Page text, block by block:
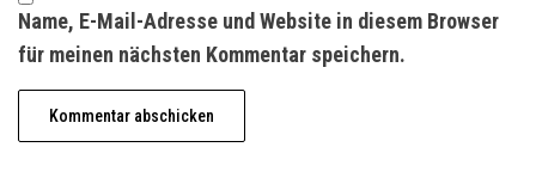
Name, E-Mail-Adresse und Website in diesem Browser
für meinen nächsten Kommentar speichern.